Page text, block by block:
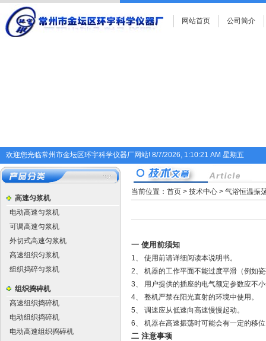
网站首页 公司简介
欢迎您光临常州市金坛区环宇科学仪器厂网站! 8/7/2026, 1:10:21 AM 星期五
高速匀浆机
电动高速匀浆机
可调高速匀浆机
外切式高速匀浆机
高速组织匀浆机
组织捣碎匀浆机
组织捣碎机
高速组织捣碎机
电动组织捣碎机
电动高速组织捣碎机
当前位置： 首页 > 技术中心 > 气浴恒温振
一 使用前须知
1、 使用前请详细阅读本说明书。
2、 机器的工作平面不能过度平滑（例如
3、 用户提供的插座的电气额定参数应不
4、 整机严禁在阳光直射的环境中使用。
5、 调速应从低速向高速慢慢起动。
6、 机器在高速振荡时可能会有一定的移
二 注意事项